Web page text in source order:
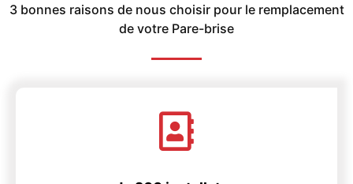
3 bonnes raisons de nous choisir pour le remplacement
de votre Pare-brise